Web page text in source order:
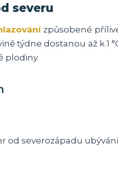
severu
způsobené
týdne dostanou až k 1
plodiny.
od severozápadu